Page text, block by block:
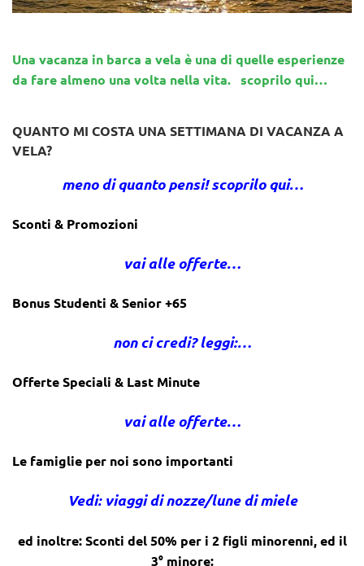
Una vacanza in barca a vela è una di quelle esperienze
da fare almeno una volta nella vita. scoprilo qui…
QUANTO MI COSTA UNA SETTIMANA DI VACANZA A
VELA?
meno di quanto pensi! scoprilo qui…
Sconti & Promozioni
vai alle offerte…
Bonus Studenti & Senior +65
non ci credi? leggi:…
Offerte Speciali & Last Minute
vai alle offerte…
Le famiglie per noi sono importanti
Vedi: viaggi di nozze/lune di miele
ed inoltre: Sconti del 50% per i 2 figli minorenni, ed il
3° minore: